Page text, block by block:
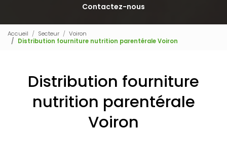
Contactez-nous
Accueil Secteur
Voiron
Distribution fourniture nutrition parentérale Voiron
Distribution fourniture
nutrition parentérale
Voiron